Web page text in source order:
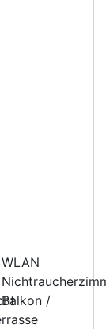
WLAN
Balkon /